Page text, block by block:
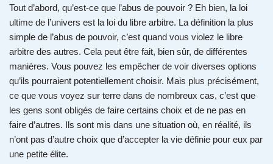
Tout d’abord, qu’est-ce que l’abus de pouvoir ? Eh bien, la loi
ultime de l’univers est la loi du libre arbitre. La définition la plus
simple de l’abus de pouvoir, c’est quand vous violez le libre
arbitre des autres. Cela peut être fait, bien sûr, de différentes
manières. Vous pouvez les empêcher de voir diverses options
qu’ils pourraient potentiellement choisir. Mais plus précisément,
ce que vous voyez sur terre dans de nombreux cas, c’est que
les gens sont obligés de faire certains choix et de ne pas en
faire d’autres. Ils sont mis dans une situation où, en réalité, ils
n’ont pas d’autre choix que d’accepter la vie définie pour eux par
une petite élite.